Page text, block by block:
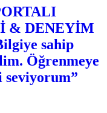
& DENEYİM
sahip
Öğrenmeye
seviyorum”